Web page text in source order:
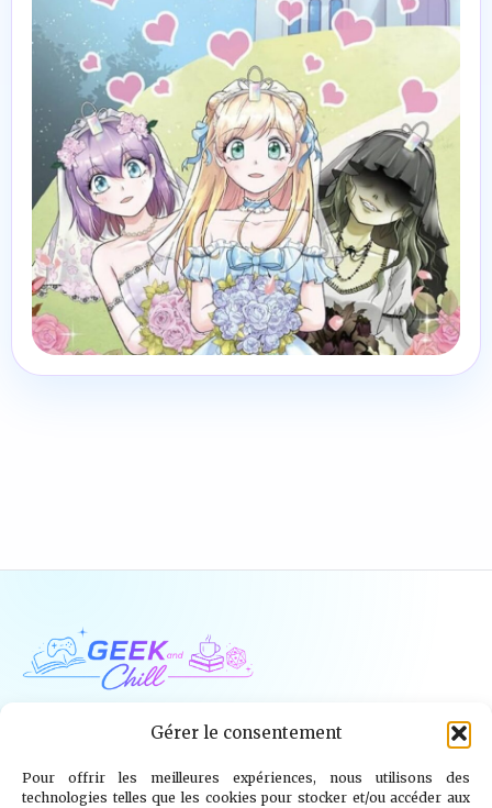
Gérer le consentement
Pour offrir les meilleures expériences, nous utilisons des
technologies telles que les cookies pour stocker et/ou accéder aux
Jeux Vidéo Tech Tabletop Livres